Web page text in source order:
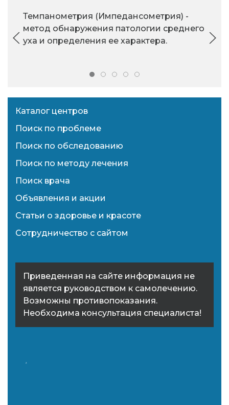
Темпанометрия (Импедансометрия) -
метод обнаружения патологии среднего
уха и определения ее характера.
Каталог центров
Поиск по проблеме
Поиск по обследованию
Поиск по методу лечения
Поиск врача
Объявления и акции
Статьи о здоровье и красоте
Сотрудничество с сайтом
Приведенная на сайте информация не
является руководством к самолечению.
Возможны противопоказания.
Необходима консультация специалиста!